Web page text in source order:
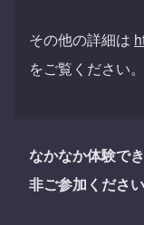
その他の詳細は
をご覧ください。
なかなか体験で
非ご参加ください